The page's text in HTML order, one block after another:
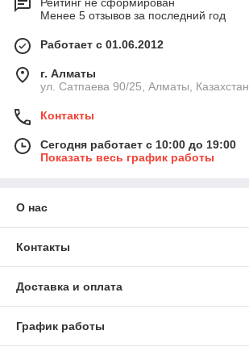
Менее 5 отзывов за последний год
Работает с 01.06.2012
г. Алматы
ул. Сатпаева 90/25, Алматы, Казахстан
Контакты
Сегодня работает с 10:00 до 19:00
Показать весь график работы
О нас
Контакты
Доставка и оплата
График работы